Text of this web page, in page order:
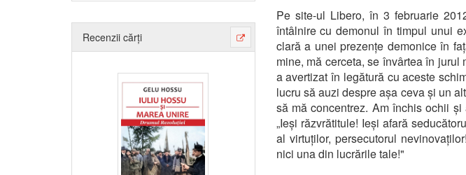
Recenzii cărți
Pe site-ul Libero, în 3 februarie
întâlnire cu demonul în timpul unui
clară a unei prezențe demonice în
mine, mă cerceta, se învârtea în
a avertizat în legătură cu aceste
lucru să auzi despre așa ceva și un
să mă concentrez. Am închis ochii
„Ieși răzvrătitule! Ieși afară
al virtuților, persecutorul
nici una din lucrările tale!"